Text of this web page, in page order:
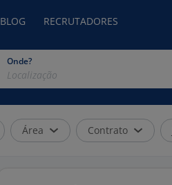
BLOG RECRUTADORES
Onde?
Área Contrato